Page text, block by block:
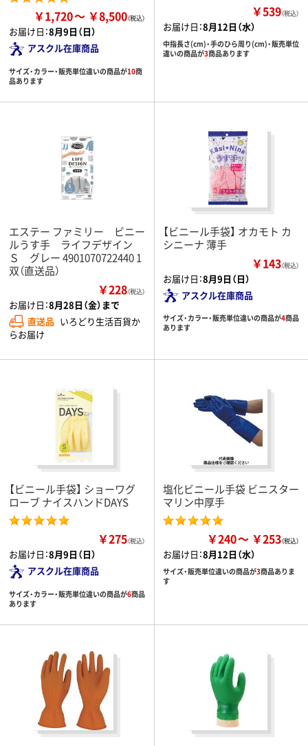
￥1,720 ￥8,500
お届け日：8月9日（日）
アスクル在庫商品
サイズ・カラー・販売単位違いの商品が10商
品あります
￥539（税込）
お届け日：8月12日（水）
中指長さ(cm)・手のひら周り(cm)・販売単位
違いの商品が3商品あります
エステー ファミリー ビニー
ルうす手 ライフデザイン
Ｓ グレー 4901070722440 1
双（直送品）
￥228（税込）
お届け日：8月28日（金）まで
直送品 いろどり生活百貨か
らお届け
【ビニール手袋】 オカモト カ
シニーナ 薄手
￥143（税込）
お届け日：8月9日（日）
アスクル在庫商品
サイズ・カラー・販売単位違いの商品が4商品
あります
【ビニール手袋】 ショーワグ
ローブ ナイスハンドDAYS
￥275（税込）
お届け日：8月9日（日）
アスクル在庫商品
サイズ・カラー・販売単位違いの商品が6商品
あります
塩化ビニール手袋 ビニスター
マリン中厚手
￥240 ￥253
お届け日：8月12日（水）
サイズ・販売単位違いの商品が3商品ありま
す